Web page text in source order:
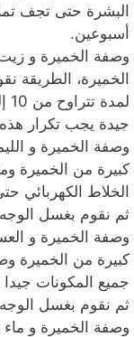
البشرة حتى تجف
أسبوعين.
الخميرة، الطريقة
جيدة يجب تكرار
كبيرة من الخميرة
الخلاط الكهربائي
ثم نقوم بغسل الوجه
وصفة الخميرة و
كبيرة من الخميرة
جميع المكونات
ثم نقوم بغسل الوجه
وصفة الخميرة و ماء